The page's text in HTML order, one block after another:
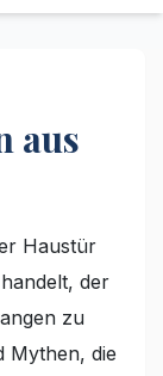
aus
Haustür
der
zu
Mythen, die